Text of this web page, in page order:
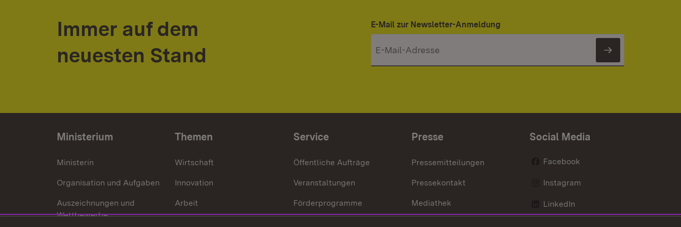
Immer auf dem
neuesten Stand
E-Mail zur Newsletter-Anmeldung
Newsletter
Ministerium
Ministerin
Organisation und Aufgaben
Auszeichnungen und
Wettbewerbe
Themen
Wirtschaft
Innovation
Arbeit
Service
Öffentliche Aufträge
Veranstaltungen
Förderprogramme
Presse
Pressemitteilungen
Pressekontakt
Mediathek
Social Media
Facebook
Instagram
LinkedIn